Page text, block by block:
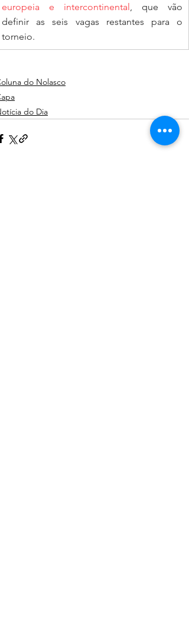
europeia e intercontinental, que vão
definir as seis vagas restantes para o
torneio.
do Nolasco
do Dia